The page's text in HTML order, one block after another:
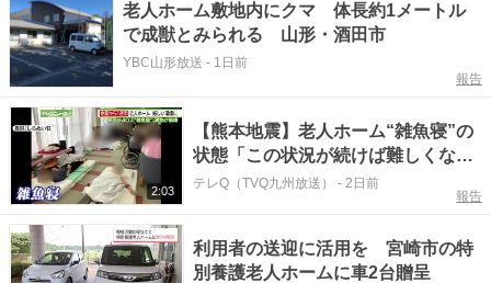
老人ホーム敷地内にクマ 体長約1メートル
で成獣とみられる 山形・酒田市
YBC山形放送 - 1日前
報告
2:03
【熊本地震】老人ホーム“雑魚寝”の
状態「この状況が続けば難しくな
る」
テレQ（TVQ九州放送） - 2日前
報告
利用者の送迎に活用を 宮崎市の特
別養護老人ホームに車2台贈呈